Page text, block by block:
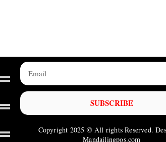
SUBSCRIBE
Copyright 2025 © All rights Reserved.
Mandailingpos.com